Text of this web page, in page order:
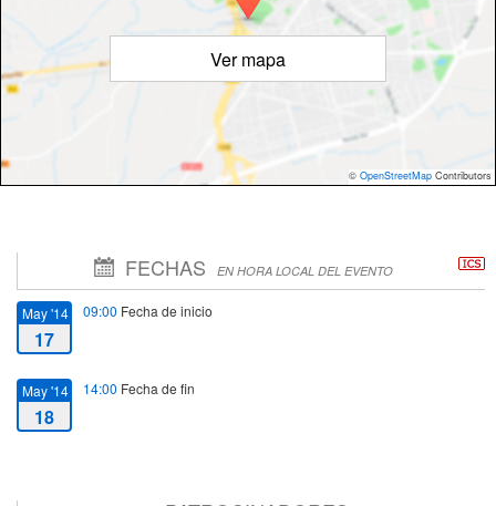
Ver mapa
© OpenStreetMap Contributors
FECHAS EN HORA LOCAL DEL EVENTO
May '14
17
09:00 Fecha de inicio
May '14
18
14:00 Fecha de fin